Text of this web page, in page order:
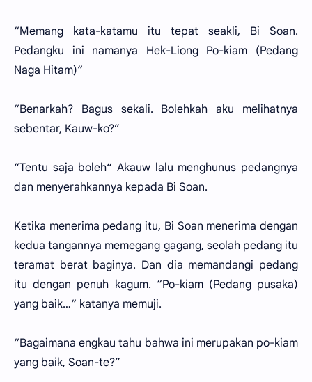
“Memang kata-katamu itu tepat seakli, Bi Soan.
Pedangku ini namanya Hek-Liong Po-kiam (Pedang
Naga Hitam)“
“Benarkah? Bagus sekali. Bolehkah aku melihatnya
sebentar, Kauw-ko?”
“Tentu saja boleh“ Akauw lalu menghunus pedangnya
dan menyerahkannya kepada Bi Soan.
Ketika menerima pedang itu, Bi Soan menerima dengan
kedua tangannya memegang gagang, seolah pedang itu
teramat berat baginya. Dan dia memandangi pedang
itu dengan penuh kagum. “Po-kiam (Pedang pusaka)
yang baik…“ katanya memuji.
“Bagaimana engkau tahu bahwa ini merupakan po-kiam
yang baik, Soan-te?”